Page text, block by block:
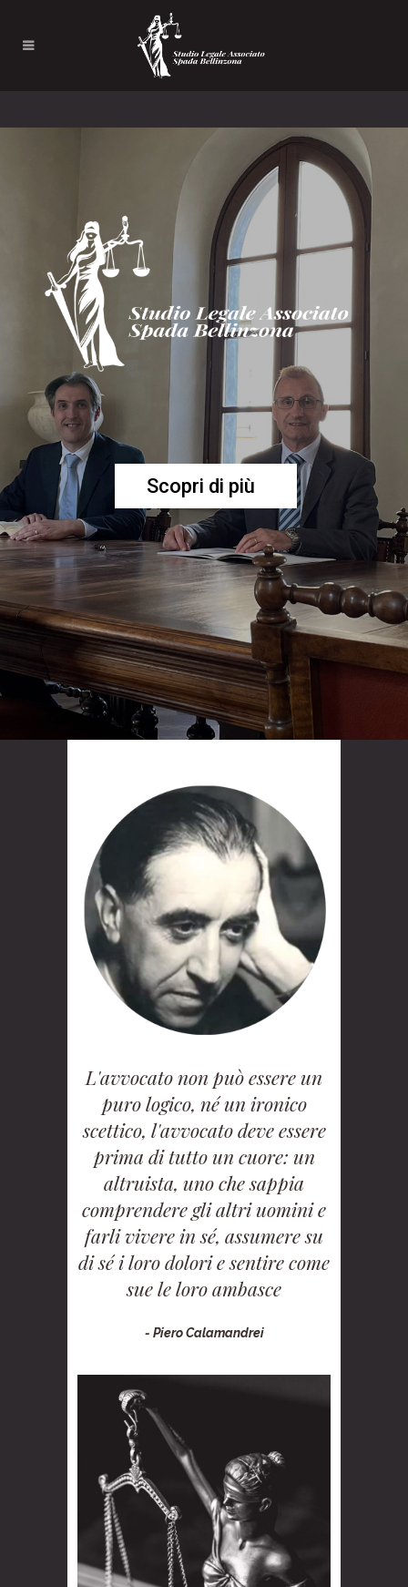
Scopri di più
L'avvocato non può essere un
puro logico, né un ironico
scettico, l'avvocato deve essere
prima di tutto un cuore: un
altruista, uno che sappia
comprendere gli altri uomini e
farli vivere in sé, assumere su
di sé i loro dolori e sentire come
sue le loro ambasce
- Piero Calamandrei